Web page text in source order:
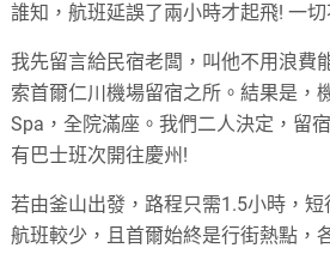
誰知，航班延誤了兩小時才起飛! 一切
我先留言給民宿老闆，叫他不用浪費
索首爾仁川機場留宿之所。結果是，
Spa，全院滿座。我們二人決定，留
有巴士班次開往慶州!
若由釜山出發，路程只需1.5小時，
航班較少，且首爾始終是行街熱點，